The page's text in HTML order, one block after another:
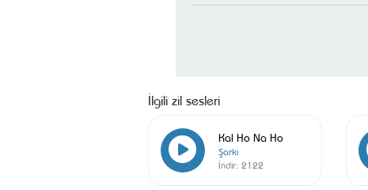
İlgili zil sesleri
Kal Ho Na Ho
Şarkı
İndir: 2122